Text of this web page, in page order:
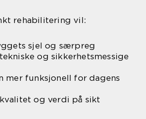
rehabilitering vil:
sjel og særpreg
og sikkerhetsmessige
mer funksjonell for dagens
og verdi på sikt